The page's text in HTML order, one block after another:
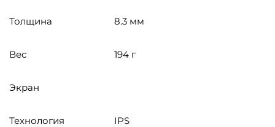
Толщина 8.3 мм
Вес 194 г
Экран
Технология
IPS